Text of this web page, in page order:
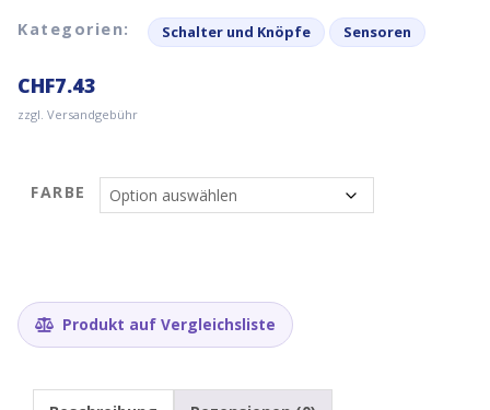
Kategorien: Schalter und Knöpfe Sensoren
CHF7.43
zzgl. Versandgebühr
FARBE
Produkt auf Vergleichsliste